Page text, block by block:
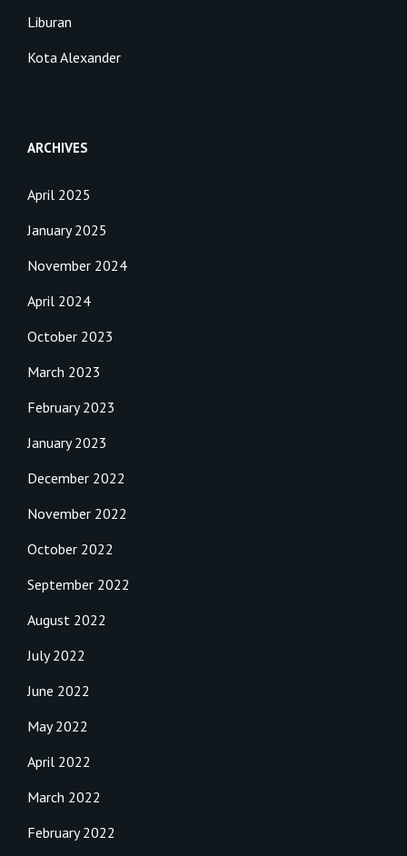
Liburan
Kota Alexander
ARCHIVES
April 2025
January 2025
November 2024
April 2024
October 2023
March 2023
February 2023
January 2023
December 2022
November 2022
October 2022
September 2022
August 2022
July 2022
June 2022
May 2022
April 2022
March 2022
February 2022